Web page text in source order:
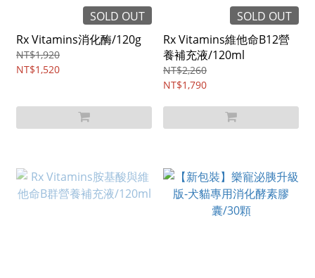
SOLD OUT
Rx Vitamins消化酶/120g
NT$1,920
NT$1,520
SOLD OUT
Rx Vitamins維他命B12營
養補充液/120ml
NT$2,260
NT$1,790